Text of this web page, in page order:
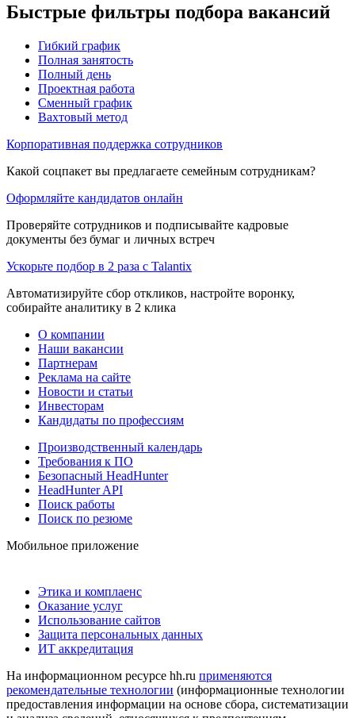
Быстрые фильтры подбора вакансий
Гибкий график
Полная занятость
Полный день
Проектная работа
Сменный график
Вахтовый метод
Корпоративная поддержка сотрудников
Какой соцпакет вы предлагаете семейным сотрудникам?
Оформляйте кандидатов онлайн
Проверяйте сотрудников и подписывайте кадровые
документы без бумаг и личных встреч
Ускорьте подбор в 2 раза с Talantix
Автоматизируйте сбор откликов, настройте воронку,
собирайте аналитику в 2 клика
О компании
Наши вакансии
Партнерам
Реклама на сайте
Новости и статьи
Инвесторам
Кандидаты по профессиям
Производственный календарь
Требования к ПО
Безопасный HeadHunter
HeadHunter API
Поиск работы
Поиск по резюме
Мобильное приложение
Этика и комплаенс
Оказание услуг
Использование сайтов
Защита персональных данных
ИТ аккредитация
На информационном ресурсе hh.ru применяются
рекомендательные технологии (информационные технологии
предоставления информации на основе сбора, систематизации